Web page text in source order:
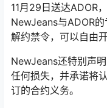
11月29日送达ADOR
NewJeans与ADOR
解约禁令，可以自由开
NewJeans还特别声
任何损失，并承诺将
订的合约义务。